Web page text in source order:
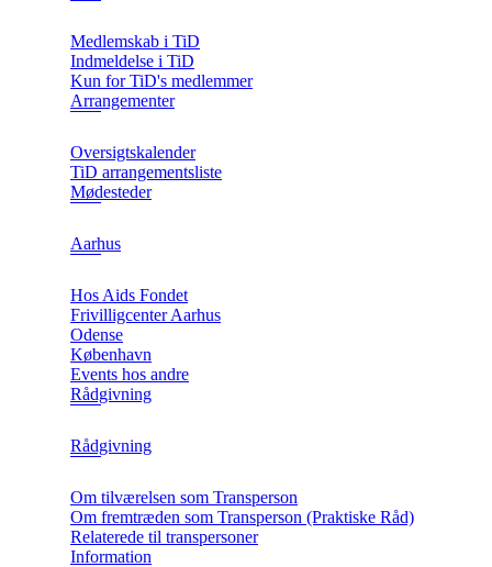
Medlemskab i TiD
Indmeldelse i TiD
Kun for TiD's medlemmer
Arrangementer
Oversigtskalender
TiD arrangementsliste
Mødesteder
Aarhus
Hos Aids Fondet
Frivilligcenter Aarhus
Odense
København
Events hos andre
Rådgivning
Rådgivning
Om tilværelsen som Transperson
Om fremtræden som Transperson (Praktiske Råd)
Relaterede til transpersoner
Information